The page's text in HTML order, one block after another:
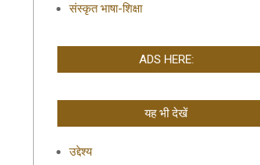
संस्कृत भाषा-शिक्षा
ADS HERE:
यह भी देखें
उद्देश्य